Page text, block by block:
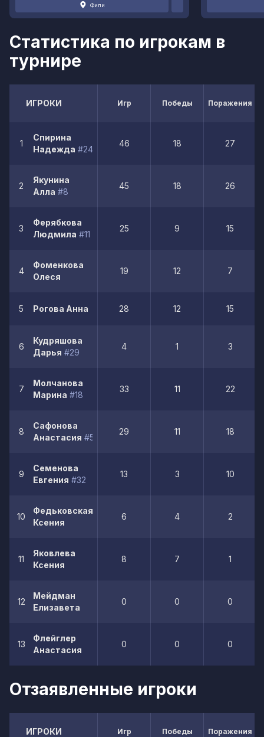
Фили
Статистика по игрокам в
турнире
ИГРОКИ Игр Победы Поражения
1
Спирина
Надежда #24
46 18 27
2
Якунина
Алла #8
45 18 26
3
Ферябкова
Людмила #11
25 9 15
4
Фоменкова
Олеся
19 12 7
5 Рогова Анна 28 12 15
6
Кудряшова
Дарья #29
4 1 3
7
Молчанова
Марина #18
33 11 22
8
Сафонова
Анастасия #5
29 11 18
9
Семенова
Евгения #32
13 3 10
10
Федьковская
Ксения
6 4 2
11
Яковлева
Ксения
8 7 1
12
Мейдман
Елизавета
0 0 0
13
Флейглер
Анастасия
0 0 0
Отзаявленные игроки
ИГРОКИ Игр Победы Поражения